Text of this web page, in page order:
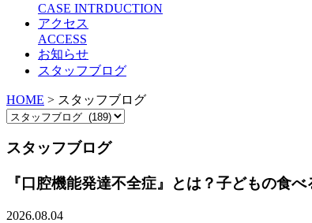
CASE INTRDUCTION
アクセス
ACCESS
お知らせ
スタッフブログ
HOME > スタッフブログ
スタッフブログ
『口腔機能発達不全症』とは？子どもの食
2026.08.04